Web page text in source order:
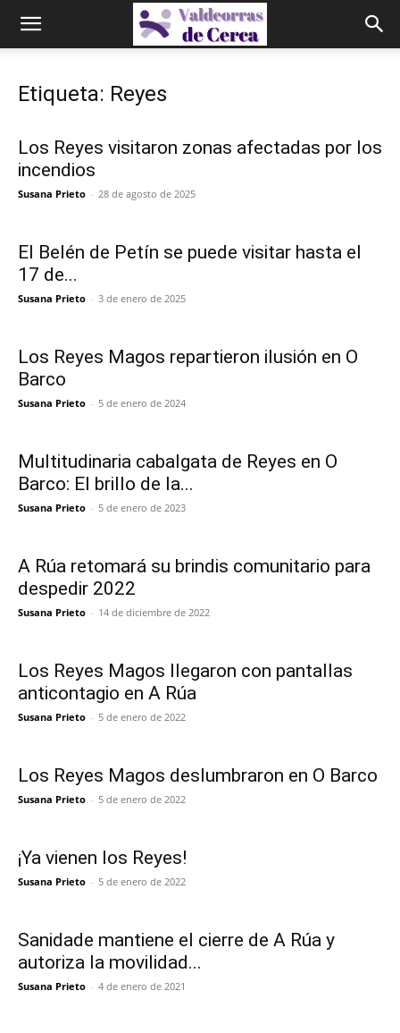
Etiqueta: Reyes
Los Reyes visitaron zonas afectadas por los
incendios
Susana Prieto - 28 de agosto de 2025
El Belén de Petín se puede visitar hasta el
17 de...
Susana Prieto - 3 de enero de 2025
Los Reyes Magos repartieron ilusión en O
Barco
Susana Prieto - 5 de enero de 2024
Multitudinaria cabalgata de Reyes en O
Barco: El brillo de la...
Susana Prieto - 5 de enero de 2023
A Rúa retomará su brindis comunitario para
despedir 2022
Susana Prieto - 14 de diciembre de 2022
Los Reyes Magos llegaron con pantallas
anticontagio en A Rúa
Susana Prieto - 5 de enero de 2022
Los Reyes Magos deslumbraron en O Barco
Susana Prieto - 5 de enero de 2022
¡Ya vienen los Reyes!
Susana Prieto - 5 de enero de 2022
Sanidade mantiene el cierre de A Rúa y
autoriza la movilidad...
Susana Prieto - 4 de enero de 2021